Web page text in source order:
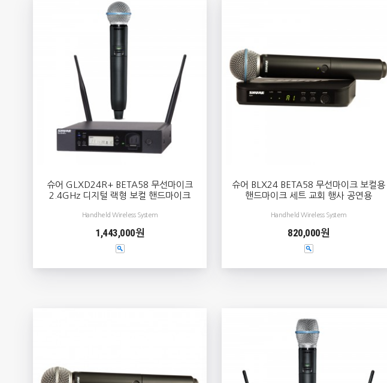
슈어 GLXD24R+ BETA58 무선마이크
2.4GHz 디지털 랙형 보컬 핸드마이크
Handheld Wireless System
1,443,000원
슈어 BLX24 BETA58 무선마이크 보컬용
핸드마이크 세트 교회 행사 공연용
Handheld Wireless System
820,000원